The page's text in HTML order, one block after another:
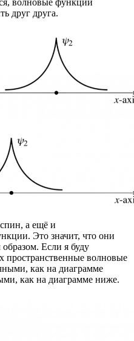
волновые функции
друг друга.
а ещё и
Это значит, что они
Если я буду
пространственные волновые
как на диаграмме
как на диаграмме ниже.